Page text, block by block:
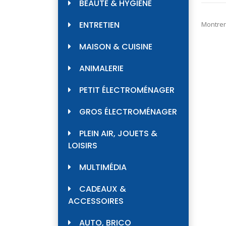
BEAUTÉ & HYGIÈNE
ENTRETIEN
MAISON & CUISINE
ANIMALERIE
PETIT ÉLECTROMÉNAGER
GROS ÉLECTROMÉNAGER
PLEIN AIR, JOUETS &
LOISIRS
MULTIMÉDIA
CADEAUX &
ACCESSOIRES
AUTO, BRICO